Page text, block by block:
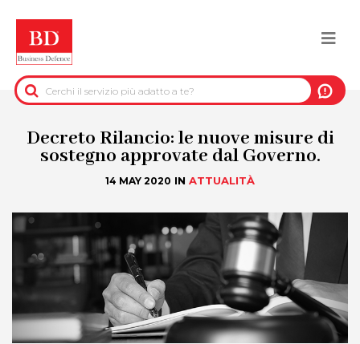
contenuto
principale
BACK
INFORMAZIONI PRE-CONTRATTUALI
INFORMAZIONI PER IL RECUPERO DEL
CREDITO
INFORMAZIONI IMMOBILIARI
DATI UFFICIALI
DUE DILIGENCE
Decreto Rilancio: le nuove misure di
sostegno approvate dal Governo.
14 MAY 2020 IN ATTUALITÀ